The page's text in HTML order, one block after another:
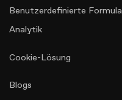
Benutzerdefinierte
Analytik
Cookie-Lösung
Blogs